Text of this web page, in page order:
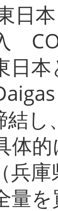
日
本
結
体
兵
量